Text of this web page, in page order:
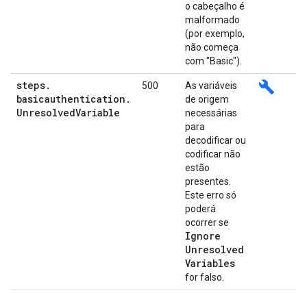
o cabeçalho é
malformado
(por exemplo,
não começa
com "Basic").
steps.
basicauthentication .
UnresolvedVariable
500
As variáveis
de origem
necessárias
para
decodificar ou
codificar não
estão
presentes.
Este erro só
poderá
ocorrer se
Ignore
Unresolved
Variables
for falso.
build